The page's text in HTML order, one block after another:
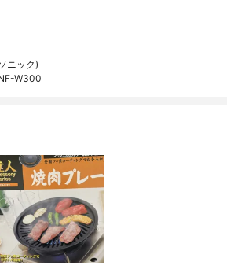
ニック)
W300